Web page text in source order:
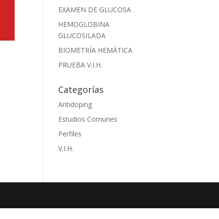
EXAMEN DE GLUCOSA
HEMOGLOBINA
GLUCOSILADA
BIOMETRÍA HEMÁTICA
PRUEBA V.I.H.
Categorías
Antidoping
Estudios Comunes
Perfiles
V.I.H.